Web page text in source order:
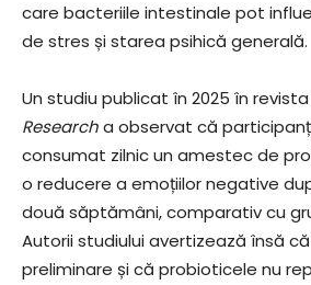
care bacteriile intestinale pot
de stres și starea psihică generală.
Un studiu publicat în 2025 în revista
Researcha observat că
consumat zilnic un amestec de
o reducere a emoțiilor negative
două săptămâni, comparativ cu
Autorii studiului avertizează însă
preliminare și că probioticele nu